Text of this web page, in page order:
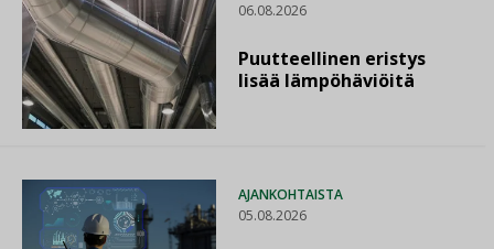
06.08.2026
Puutteellinen eristys
lisää lämpöhäviöitä
AJANKOHTAISTA
05.08.2026